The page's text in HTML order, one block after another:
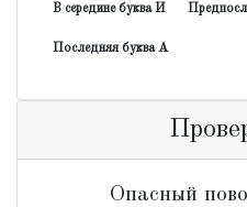
В середине буква И
Последняя буква А
Опасный